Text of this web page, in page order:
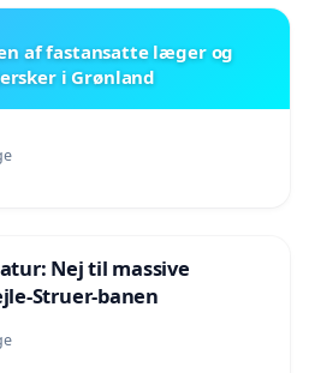
af fastansatte læger og
i Grønland
Nej til massive
Struer-banen